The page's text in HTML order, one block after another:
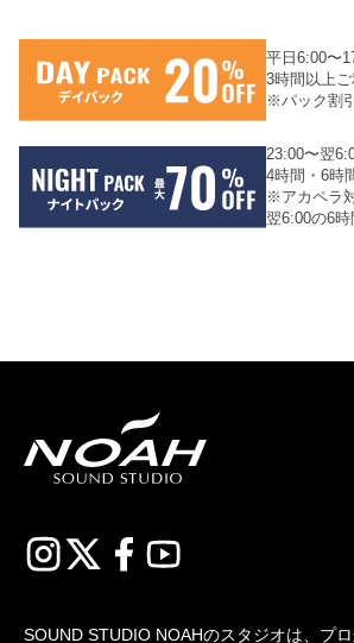
平日6:00〜
3時間以上
※パック割
23:00〜翌
4時間・6時
※アカペラ
翌6:00の6時
SOUND STUDIO NOAHのスタジオは、プ